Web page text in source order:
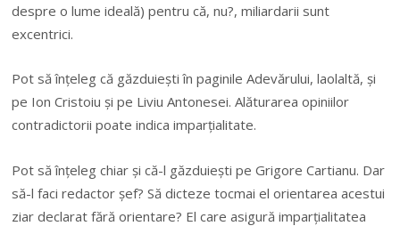
despre o lume ideală) pentru că, nu?, miliardarii sunt
excentrici.
Pot să înțeleg că găzduiești în paginile Adevărului, laolaltă, și
pe Ion Cristoiu și pe Liviu Antonesei. Alăturarea opiniilor
contradictorii poate indica imparțialitate.
Pot să înțeleg chiar și că-l găzduiești pe Grigore Cartianu. Dar
să-l faci redactor șef? Să dicteze tocmai el orientarea acestui
ziar declarat fără orientare? El care asigură imparțialitatea